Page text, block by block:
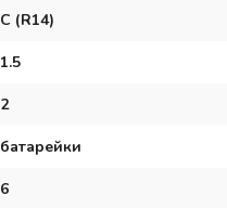
C (R14)
1.5
2
батарейки
6